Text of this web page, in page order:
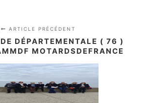
ARTICLE PRÉCÉDENT
DÉPARTEMENTALE ( 76 )
MOTARDSDEFRANCE